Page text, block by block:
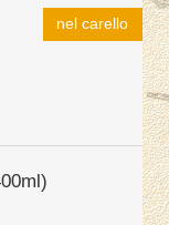
nel carello